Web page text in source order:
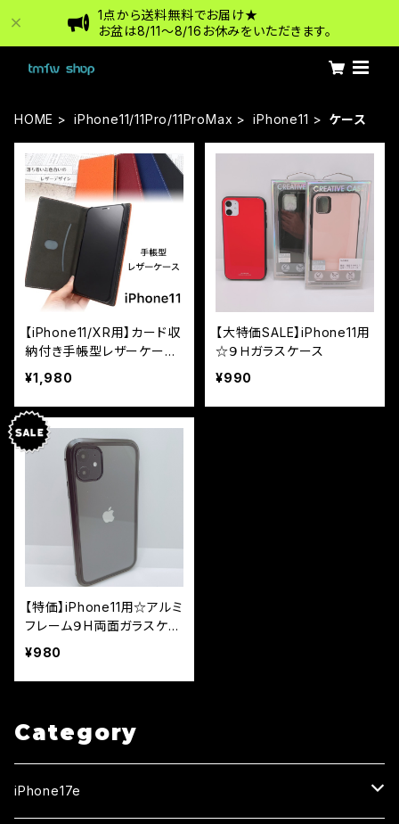
1点から送料無料でお届け★
お盆は8/11〜8/16お休みをいただきます。
HOME iPhone11/11Pro/11ProMax iPhone11 ケース
【iPhone11/XR用】カード収
納付き手帳型レザーケー
ス カラーレザー 抗菌率
99.9％
¥1,980
【大特価SALE】iPhone11用
☆９Ｈガラスケース
¥990
【特価】iPhone11用☆アルミ
フレーム９H両面ガラスケー
ス
¥980
Category
iPhone17e